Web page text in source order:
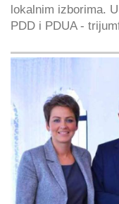
lokalnim izborima.
PDD i PDUA -